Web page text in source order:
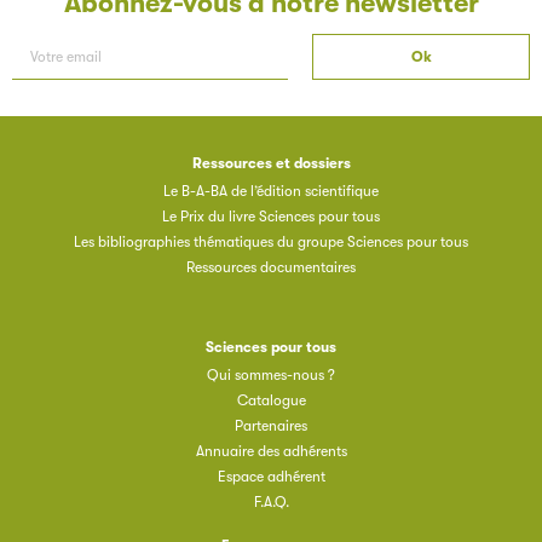
Ressources et dossiers
Le B-A-BA de l’édition scientifique
Le Prix du livre Sciences pour tous
Les bibliographies thématiques du groupe Sciences pour tous
Ressources documentaires
Sciences pour tous
Qui sommes-nous ?
Catalogue
Partenaires
Annuaire des adhérents
Espace adhérent
F.A.Q.
Les petits champions de la lecture
Le jeu de lecture à voix haute gratuit et ouvert à tous les
enfants de CM1 et de CM2.